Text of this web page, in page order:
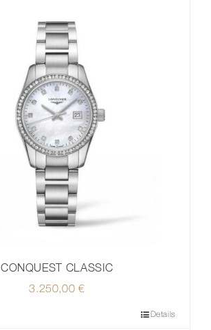
CONQUEST CLASSIC
3.250,00€
Details